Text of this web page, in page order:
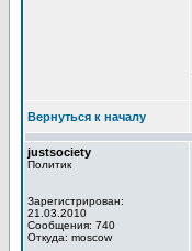
Вернуться к началу
justsociety
Политик
Зарегистрирован:
21.03.2010
Сообщения: 740
Откуда: moscow